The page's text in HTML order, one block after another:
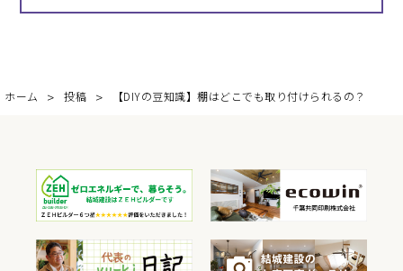
ホーム 投稿 【DIYの豆知識】棚はどこでも取り付けられるの？